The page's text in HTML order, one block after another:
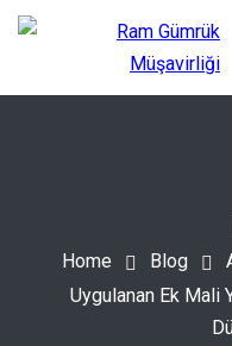
Home Blog
Uygulanan Ek Mali